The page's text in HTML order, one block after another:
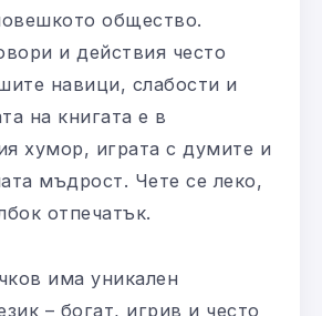
общество.
и действия често
навици, слабости и
на книгата е в
хумор, играта с думите и
мъдрост. Чете се леко,
отпечатък.
има уникален
– богат, игрив и често